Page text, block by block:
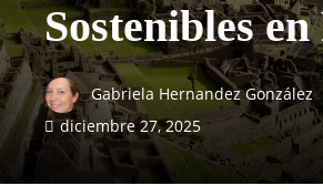
Sostenibles
Gabriela Hernandez González
diciembre 27, 2025